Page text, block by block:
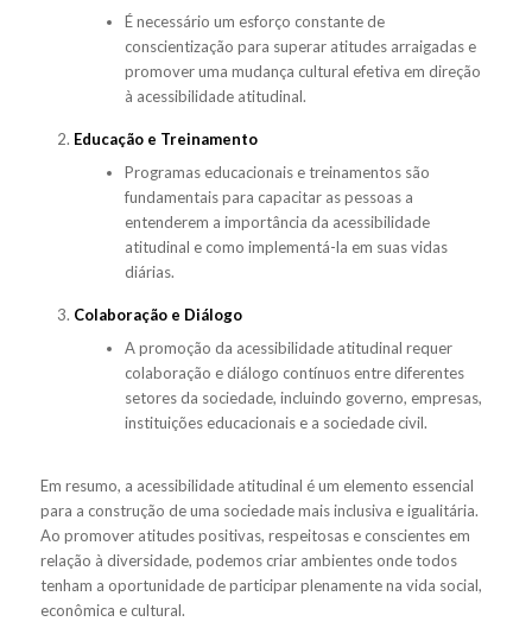
É necessário um esforço constante de
conscientização para superar atitudes arraigadas e
promover uma mudança cultural efetiva em direção
à acessibilidade atitudinal.
Educação e Treinamento
Programas educacionais e treinamentos são
fundamentais para capacitar as pessoas a
entenderem a importância da acessibilidade
atitudinal e como implementá-la em suas vidas
diárias.
Colaboração e Diálogo
A promoção da acessibilidade atitudinal requer
colaboração e diálogo contínuos entre diferentes
setores da sociedade, incluindo governo, empresas,
instituições educacionais e a sociedade civil.
Em resumo, a acessibilidade atitudinal é um elemento essencial
para a construção de uma sociedade mais inclusiva e igualitária.
Ao promover atitudes positivas, respeitosas e conscientes em
relação à diversidade, podemos criar ambientes onde todos
tenham a oportunidade de participar plenamente na vida social,
econômica e cultural.